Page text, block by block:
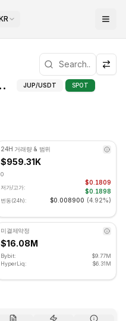
있습니다. RSI 지표는
지표 주피터 (JUP) 고급
JUP/USDT SPOT
24H 거래량 & 범위
$959.31K
0
저가/고가:
$0.1809
$0.1898
변동(24h): $0.008900 (4.92%)
미결제약정
$16.08M
Bybit:
$9.77M
HyperLiq:
$6.31M